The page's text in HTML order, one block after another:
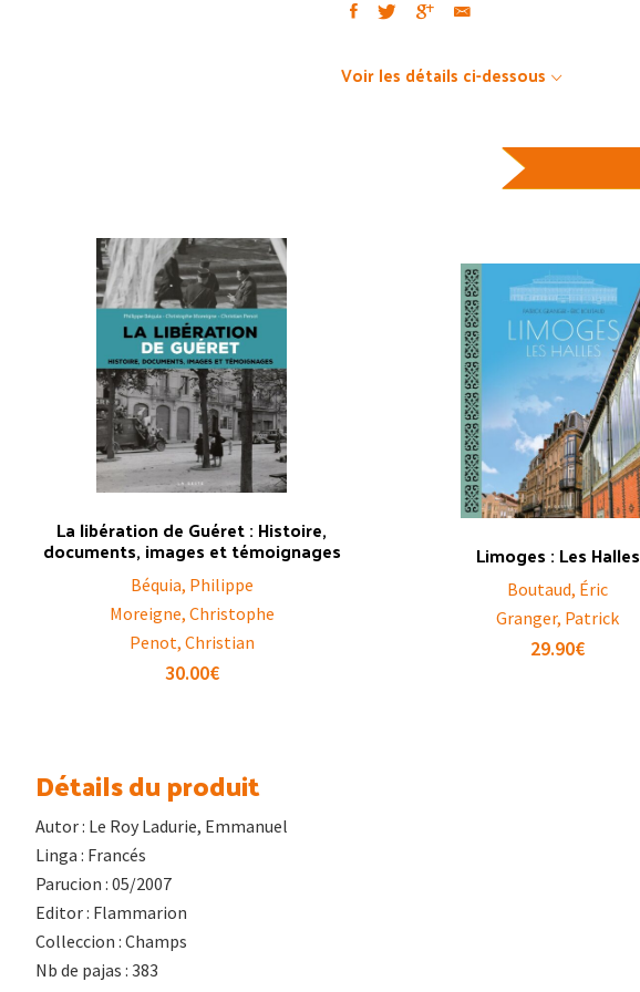
Voir les détails ci-dessous
La libération de Guéret : Histoire,
documents, images et témoignages
Béquia, Philippe
Moreigne, Christophe
Penot, Christian
30.00€
Limoges : Les Halles
Boutaud, Éric
Granger, Patrick
29.90€
Détails du produit
Autor : Le Roy Ladurie, Emmanuel
Linga : Francés
Parucion : 05/2007
Editor : Flammarion
Colleccion : Champs
Nb de pajas : 383